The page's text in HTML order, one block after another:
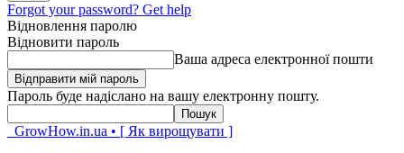
Forgot your password? Get help
Відновлення паролю
Відновити пароль
Ваша адреса електронної пошти
Пароль буде надіслано на вашу електронну пошту.
GrowHow.in.ua • [ Як вирощувати ]